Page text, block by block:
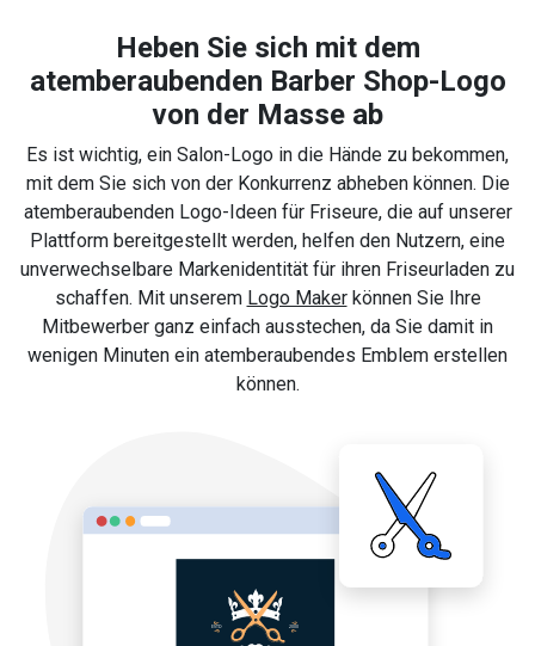
Heben Sie sich mit dem
atemberaubenden Barber Shop-Logo
von der Masse ab
Es ist wichtig, ein Salon-Logo in die Hände zu bekommen,
mit dem Sie sich von der Konkurrenz abheben können. Die
atemberaubenden Logo-Ideen für Friseure, die auf unserer
Plattform bereitgestellt werden, helfen den Nutzern, eine
unverwechselbare Markenidentität für ihren Friseurladen zu
schaffen. Mit unserem Logo Makerkönnen Sie Ihre
Mitbewerber ganz einfach ausstechen, da Sie damit in
wenigen Minuten ein atemberaubendes Emblem erstellen
können.